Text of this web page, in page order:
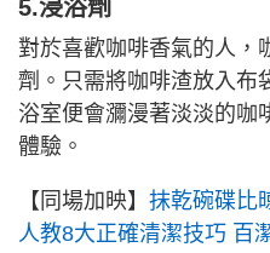
5.浸浴劑
對於喜歡咖啡香氣的人，
劑。只需將咖啡渣放入布
浴室便會瀰漫著淡淡的咖
體驗。
【同場加映】 抹乾碗碟比
人教8大正確清潔技巧 百